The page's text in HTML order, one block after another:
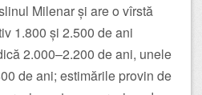
Milenar și are o vîrstă
1.800 și 2.500 de ani
2.000–2.200 de ani, unele
de ani; estimările provin de